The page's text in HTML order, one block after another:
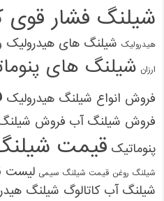
شیلنگ فشار قوی
هیدرولیک شیلنگ های هیدرولیک
ارزان شیلنگ های
فروش انواع شیلنگ هیدرولیک
فروش شیلنگ آب فروش
پنوماتیک قیمت
شیلنگ روغن قیمت شیلنگ سیمی لیست
شیلنگ آب کاتالوگ شیلنگ